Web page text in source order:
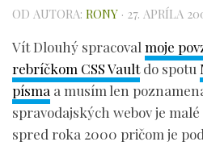
OD AUTORA: RONY · 27. APRÍLA
Vít Dlouhý spracoval moje
rebríčkom CSS Vaultdo spotu
písma a musím len
spravodajských webov je
spred roka 2000 pričom je